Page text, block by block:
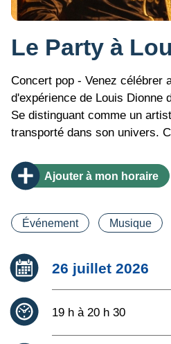
Le Party à
Concert pop - Venez célébrer
d'expérience de Louis Dionne
Se distinguant comme un
transporté dans son univers.
Ajouter à mon horaire
Catégorie(s)
Événement Musique
Date :
26 juillet 2026
Heure :
19 h à 20 h 30